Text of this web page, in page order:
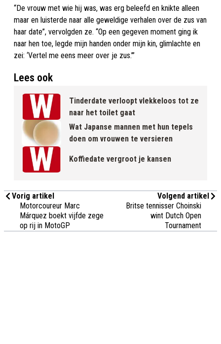
“De vrouw met wie hij was, was erg beleefd en knikte alleen
maar en luisterde naar alle geweldige verhalen over de zus van
haar date”, vervolgden ze. “Op een gegeven moment ging ik
naar hen toe, legde mijn handen onder mijn kin, glimlachte en
zei: ‘Vertel me eens meer over je zus.’”
Lees ook
Tinderdate verloopt vlekkeloos tot ze
naar het toilet gaat
Wat Japanse mannen met hun tepels
doen om vrouwen te versieren
Koffiedate vergroot je kansen
Vorig artikel
Motorcoureur Marc
Márquez boekt vijfde zege
op rij in MotoGP
Volgend artikel
Britse tennisser Choinski
wint Dutch Open
Tournament